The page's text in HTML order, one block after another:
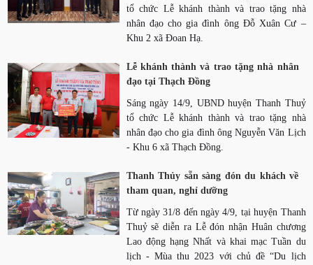
tổ chức Lễ khánh thành và trao tặng nhà
nhân đạo cho gia đình ông Đỗ Xuân Cư –
Khu 2 xã Đoan Hạ.
Lễ khánh thành và trao tặng nhà nhân
đạo tại Thạch Đồng
Sáng ngày 14/9, UBND huyện Thanh Thuỷ
tổ chức Lễ khánh thành và trao tặng nhà
nhân đạo cho gia đình ông Nguyễn Văn Lịch
- Khu 6 xã Thạch Đồng.
Thanh Thủy sẵn sàng đón du khách về
tham quan, nghỉ dưỡng
Từ ngày 31/8 đến ngày 4/9, tại huyện Thanh
Thuỷ sẽ diễn ra Lễ đón nhận Huân chương
Lao động hạng Nhất và khai mạc Tuần du
lịch - Mùa thu 2023 với chủ đề “Du lịch